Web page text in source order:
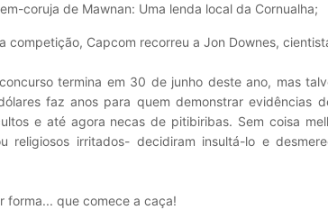
coruja de Mawnan: Uma lenda local da Cornualha;
competição, Capcom recorreu a Jon Downes,
termina em 30 de junho deste ano, mas
faz anos para quem demonstrar evidências
e até agora necas de pitibiribas. Sem coisa
religiosos irritados- decidiram insultá-lo e
forma... que comece a caça!